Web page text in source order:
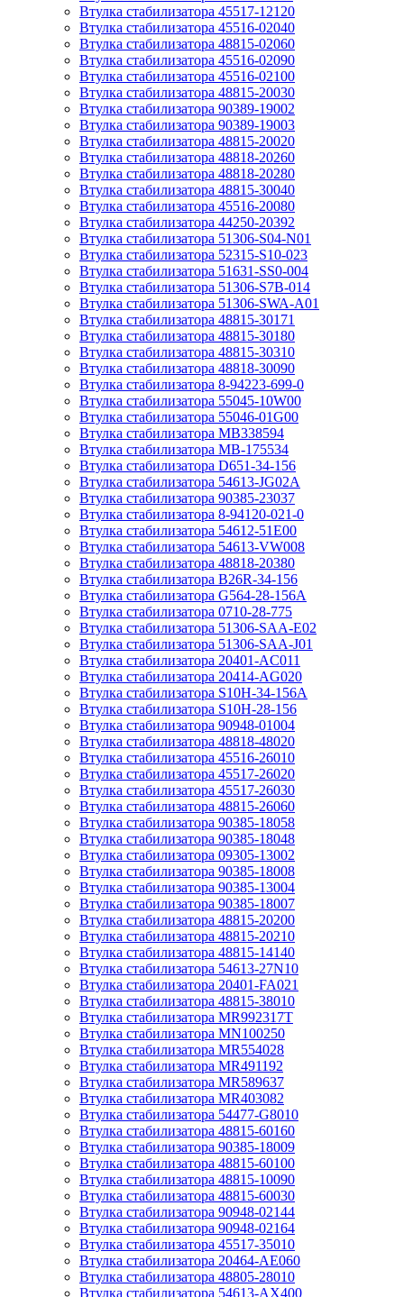
Втулка стабилизатора 45517-12120
Втулка стабилизатора 45516-02040
Втулка стабилизатора 48815-02060
Втулка стабилизатора 45516-02090
Втулка стабилизатора 45516-02100
Втулка стабилизатора 48815-20030
Втулка стабилизатора 90389-19002
Втулка стабилизатора 90389-19003
Втулка стабилизатора 48815-20020
Втулка стабилизатора 48818-20260
Втулка стабилизатора 48818-20280
Втулка стабилизатора 48815-30040
Втулка стабилизатора 45516-20080
Втулка стабилизатора 44250-20392
Втулка стабилизатора 51306-S04-N01
Втулка стабилизатора 52315-S10-023
Втулка стабилизатора 51631-SS0-004
Втулка стабилизатора 51306-S7B-014
Втулка стабилизатора 51306-SWA-A01
Втулка стабилизатора 48815-30171
Втулка стабилизатора 48815-30180
Втулка стабилизатора 48815-30310
Втулка стабилизатора 48818-30090
Втулка стабилизатора 8-94223-699-0
Втулка стабилизатора 55045-10W00
Втулка стабилизатора 55046-01G00
Втулка стабилизатора MB338594
Втулка стабилизатора MB-175534
Втулка стабилизатора D651-34-156
Втулка стабилизатора 54613-JG02A
Втулка стабилизатора 90385-23037
Втулка стабилизатора 8-94120-021-0
Втулка стабилизатора 54612-51E00
Втулка стабилизатора 54613-VW008
Втулка стабилизатора 48818-20380
Втулка стабилизатора B26R-34-156
Втулка стабилизатора G564-28-156A
Втулка стабилизатора 0710-28-775
Втулка стабилизатора 51306-SAA-E02
Втулка стабилизатора 51306-SAA-J01
Втулка стабилизатора 20401-AC011
Втулка стабилизатора 20414-AG020
Втулка стабилизатора S10H-34-156A
Втулка стабилизатора S10H-28-156
Втулка стабилизатора 90948-01004
Втулка стабилизатора 48818-48020
Втулка стабилизатора 45516-26010
Втулка стабилизатора 45517-26020
Втулка стабилизатора 45517-26030
Втулка стабилизатора 48815-26060
Втулка стабилизатора 90385-18058
Втулка стабилизатора 90385-18048
Втулка стабилизатора 09305-13002
Втулка стабилизатора 90385-18008
Втулка стабилизатора 90385-13004
Втулка стабилизатора 90385-18007
Втулка стабилизатора 48815-20200
Втулка стабилизатора 48815-20210
Втулка стабилизатора 48815-14140
Втулка стабилизатора 54613-27N10
Втулка стабилизатора 20401-FA021
Втулка стабилизатора 48815-38010
Втулка стабилизатора MR992317T
Втулка стабилизатора MN100250
Втулка стабилизатора MR554028
Втулка стабилизатора MR491192
Втулка стабилизатора MR589637
Втулка стабилизатора MR403082
Втулка стабилизатора 54477-G8010
Втулка стабилизатора 48815-60160
Втулка стабилизатора 90385-18009
Втулка стабилизатора 48815-60100
Втулка стабилизатора 48815-10090
Втулка стабилизатора 48815-60030
Втулка стабилизатора 90948-02144
Втулка стабилизатора 90948-02164
Втулка стабилизатора 45517-35010
Втулка стабилизатора 20464-AE060
Втулка стабилизатора 48805-28010
Втулка стабилизатора 54613-AX400